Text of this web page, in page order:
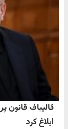
قالیباف قانون
ابلاغ کرد